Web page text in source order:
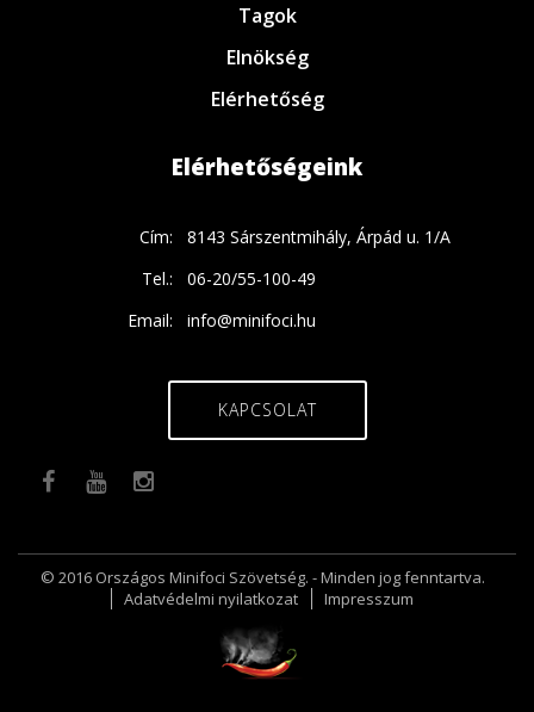
Tagok
Elnökség
Elérhetőség
Elérhetőségeink
Cím:
8143 Sárszentmihály, Árpád u. 1/A
Tel.:
06-20/55-100-49
Email:
info@minifoci.hu
KAPCSOLAT
© 2016 Országos Minifoci Szövetség. - Minden jog fenntartva.
Adatvédelmi nyilatkozat
Impresszum